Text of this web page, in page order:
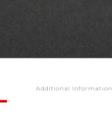
Additional Information